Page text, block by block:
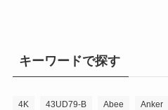
キーワードで探す
4K 43UD79-B Abee Anker